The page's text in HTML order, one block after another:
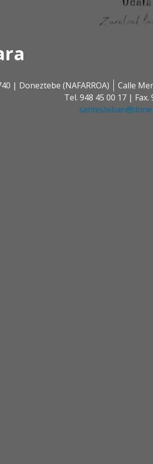
| Doneztebe (NAFARROA)
Calle
Tel. 948 45 00 17 | Fax.